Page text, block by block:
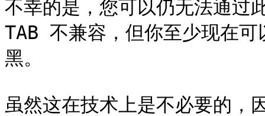
不幸的是，您可以仍无法通过
TAB 不兼容，但你至少现在
黑。
虽然这在技术上是不必要的